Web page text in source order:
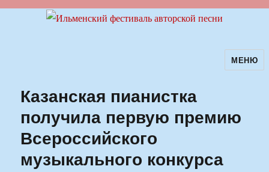
Ильменский фестиваль авторскойМЕНЮ
Казанская пианистка
получила первую премию
Всероссийского
музыкального конкурса